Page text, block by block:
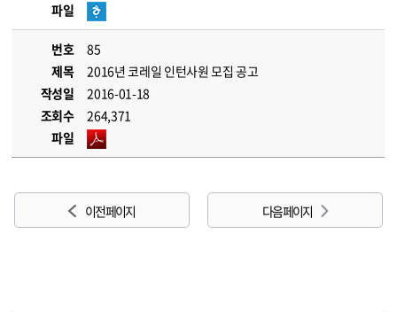
파일
번호
85
제목
2016년 코레일 인턴사원 모집 공고
작성일
2016-01-18
조회수
264,371
파일
이전 페이지 다음 페이지